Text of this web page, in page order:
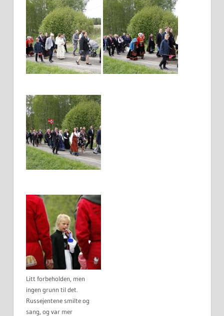
Litt forbeholden, men
ingen grunn til det.
Russejentene smilte og
sang, og var mer